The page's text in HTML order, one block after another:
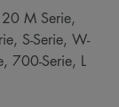
M Serie,
S-Serie, W-
700-Serie, L